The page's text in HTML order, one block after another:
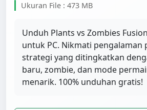
Ukuran File : 473 MB
Unduh Plants vs Zombies
untuk PC. Nikmati pengalaman
strategi yang ditingkatkan
baru, zombie, dan mode
menarik. 100% unduhan gratis!